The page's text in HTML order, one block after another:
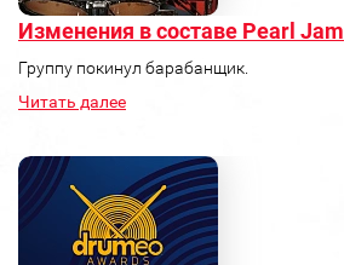
Изменения в составе Pearl Jam
Группу покинул барабанщик.
Читать далее